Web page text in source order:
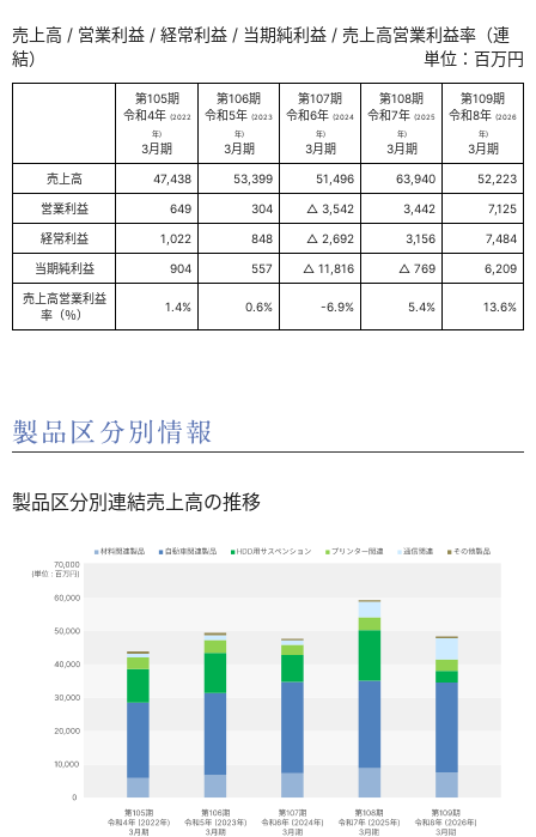
売上高 / 営業利益 / 経常利益 / 当期純利益 / 売上高営業利益率（連
結）
単位：百万円
第105期
令和4年 (2022
年)
3月期
第106期
令和5年 (2023
年)
3月期
第107期
令和6年 (2024
年)
3月期
第108期
令和7年 (2025
年)
3月期
第109期
令和8年 (2026
年)
3月期
売上高 47,438 53,399 51,496 63,940 52,223
営業利益 649 304 △ 3,542 3,442 7,125
経常利益 1,022 848 △ 2,692 3,156 7,484
当期純利益 904 557 △ 11,816 △ 769 6,209
売上高営業利益
率（％）
1.4% 0.6% -6.9% 5.4% 13.6%
製品区分別情報
製品区分別連結売上高の推移